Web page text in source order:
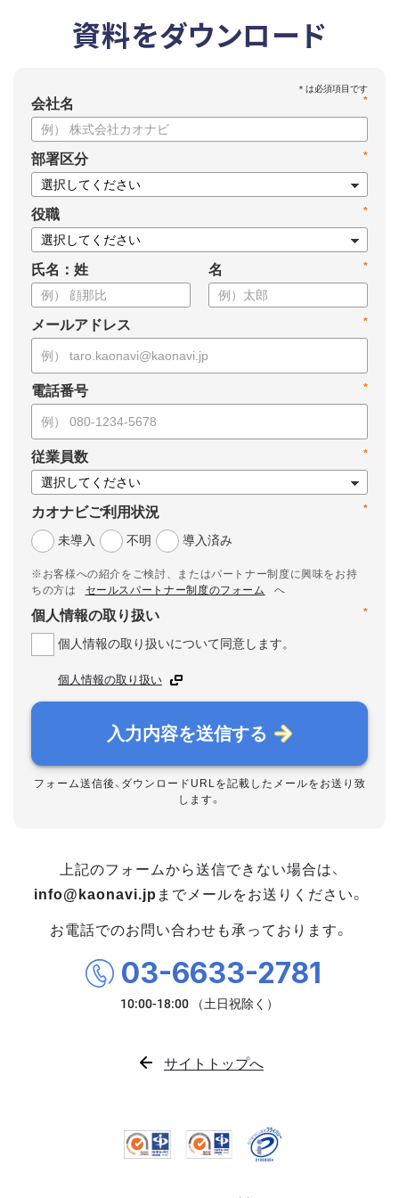
資料をダウンロード
*
会社名
*
部署区分
*
役職
氏名：姓 *
名
*
メールアドレス
*
電話番号
*
従業員数
*
カオナビご利用状況
未導入
不明 導入済み
※お客様への紹介をご検討、またはパートナー制度に興味をお持
ちの方は
セールスパートナー制度のフォーム
へ
*
個人情報の取り扱い
個人情報の取り扱いについて同意します。
個人情報の取り扱い
入力内容を送信する
フォーム送信後、ダウンロードURLを記載したメールをお送り致
します。
上記のフォームから送信できない場合は、
info@kaonavi.jp までメールをお送りください。
お電話でのお問い合わせも承っております。
03-6633-2781
サイトトップへ